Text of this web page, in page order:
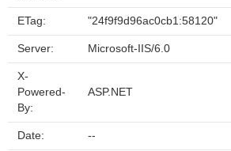
ETag: "24f9f9d96ac0cb1:58120"
Server: Microsoft-IIS/6.0
X-
Powered-
By:
ASP.NET
Date: --